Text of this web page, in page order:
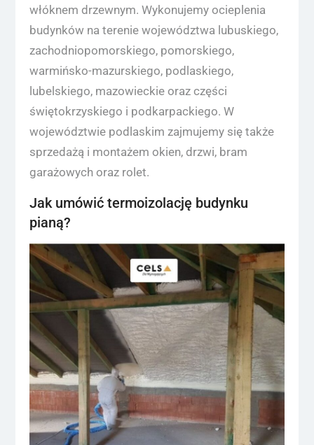
włóknem drzewnym. Wykonujemy ocieplenia
budynków na terenie województwa lubuskiego,
zachodniopomorskiego, pomorskiego,
warmińsko-mazurskiego, podlaskiego,
lubelskiego, mazowieckie oraz części
świętokrzyskiego i podkarpackiego. W
województwie podlaskim zajmujemy się także
sprzedażą i montażem okien, drzwi, bram
garażowych oraz rolet.
Jak umówić termoizolację budynku
pianą?